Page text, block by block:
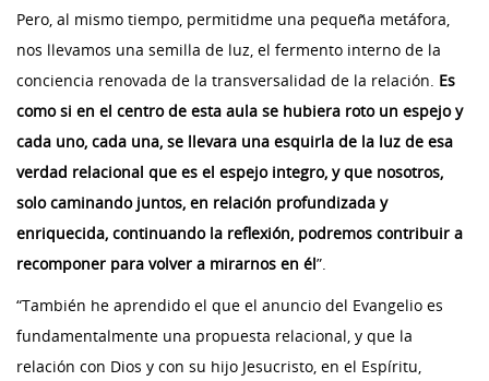
Pero, al mismo tiempo, permitidme una pequeña metáfora,
nos llevamos una semilla de luz, el fermento interno de la
conciencia renovada de la transversalidad de la relación. Es
como si en el centro de esta aula se hubiera roto un espejo y
cada uno, cada una, se llevara una esquirla de la luz de esa
verdad relacional que es el espejo integro, y que nosotros,
solo caminando juntos, en relación profundizada y
enriquecida, continuando la reflexión, podremos contribuir a
recomponer para volver a mirarnos en él”.
“También he aprendido el que el anuncio del Evangelio es
fundamentalmente una propuesta relacional, y que la
relación con Dios y con su hijo Jesucristo, en el Espíritu,